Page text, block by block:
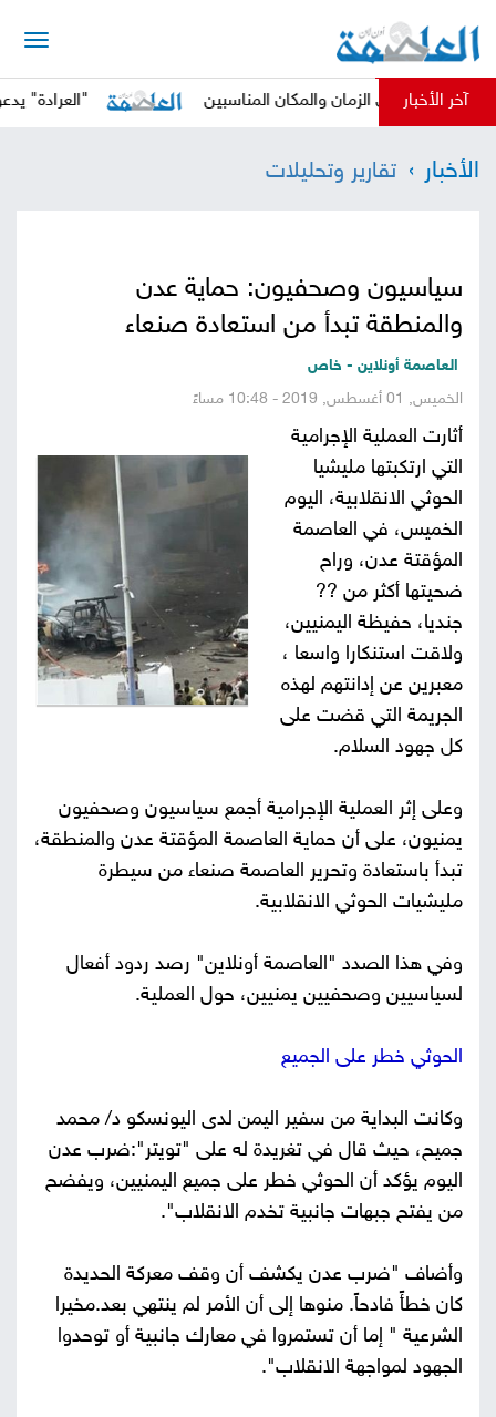
الرئيسية
صور
من
نحن
إتصل
آخر الأخبار
في الزمان والمكان المناسبين "العرادة" يدعو
الأخبار تقارير وتحليلات
سياسيون وصحفيون: حماية عدن
والمنطقة تبدأ من استعادة صنعاء
العاصمة أونلاين - خاص
الخميس, 01 أغسطس, 2019 - 10:48 مساءً
أثارت العملية الإجرامية
التي ارتكبتها مليشيا
الحوثي الانقلابية، اليوم
الخميس، في العاصمة
المؤقتة عدن، وراح
ضحيتها أكثر من ??
جنديا، حفيظة اليمنيين،
ولاقت استنكارا واسعا ،
معبرين عن إدانتهم لهذه
الجريمة التي قضت على
كل جهود السلام.
وعلى إثر العملية الإجرامية أجمع سياسيون وصحفيون
يمنيون، على أن حماية العاصمة المؤقتة عدن والمنطقة،
تبدأ باستعادة وتحرير العاصمة صنعاء من سيطرة
مليشيات الحوثي الانقلابية.
وفي هذا الصدد "العاصمة أونلاين" رصد ردود أفعال
لسياسيين وصحفيين يمنيين، حول العملية.
الحوثي خطر على الجميع
وكانت البداية من سفير اليمن لدى اليونسكو د/ محمد
جميح، حيث قال في تغريدة له على "تويتر":ضرب عدن
اليوم يؤكد أن الحوثي خطر على جميع اليمنيين، ويفضح
من يفتح جبهات جانبية تخدم الانقلاب".
وأضاف "ضرب عدن يكشف أن وقف معركة الحديدة
كان خطأً فادحاً. منوها إلى أن الأمر لم ينتهي بعد.مخيرا
الشرعية " إما أن تستمروا في معارك جانبية أو توحدوا
الجهود لمواجهة الانقلاب".